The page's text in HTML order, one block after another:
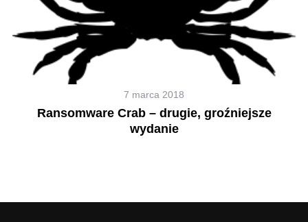
7 marca 2018
Ransomware Crab – drugie, groźniejsze
wydanie